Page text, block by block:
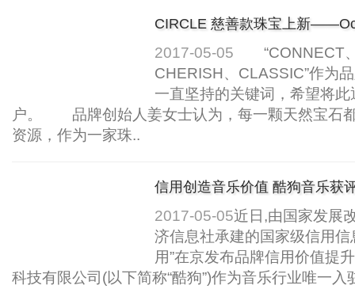
CIRCLE 慈善款珠宝上新
2017-05-05 “CONNECT
CHERISH、CLASSIC”作为
一直坚持的关键词，希望将
户。 品牌创始人姜女士认为，每一颗天然宝石
资源，作为一家珠..
信用创造音乐价值 酷狗音乐获
2017-05-05近日,由国家发展
济信息社承建的国家级信用
用”在京发布品牌信用价值提
科技有限公司(以下简称“酷狗”)作为音乐行业唯一入